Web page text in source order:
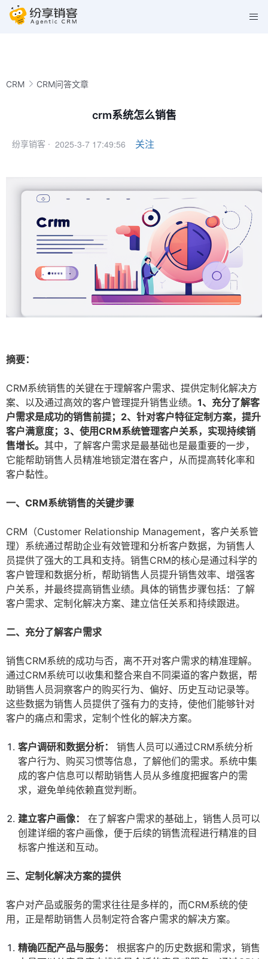
CRM CRM问答文章
crm系统怎么销售
纷享销客 · 2025-3-7 17:49:56 关注
摘要：
CRM系统销售的关键在于理解客户需求、提供定制化解决方
案、以及通过高效的客户管理提升销售业绩。 1、充分了解客
户需求是成功的销售前提；2、针对客户特征定制方案，提升
客户满意度；3、使用CRM系统管理客户关系，实现持续销
售增长。 其中，了解客户需求是最基础也是最重要的一步，
它能帮助销售人员精准地锁定潜在客户，从而提高转化率和
客户黏性。
一、CRM系统销售的关键步骤
CRM（Customer Relationship Management，客户关系管
理）系统通过帮助企业有效管理和分析客户数据，为销售人
员提供了强大的工具和支持。销售CRM的核心是通过科学的
客户管理和数据分析，帮助销售人员提升销售效率、增强客
户关系，并最终提高销售业绩。具体的销售步骤包括：了解
客户需求、定制化解决方案、建立信任关系和持续跟进。
二、充分了解客户需求
销售CRM系统的成功与否，离不开对客户需求的精准理解。
通过CRM系统可以收集和整合来自不同渠道的客户数据，帮
助销售人员洞察客户的购买行为、偏好、历史互动记录等。
这些数据为销售人员提供了强有力的支持，使他们能够针对
客户的痛点和需求，定制个性化的解决方案。
客户调研和数据分析：
销售人员可以通过CRM系统分析
客户行为、购买习惯等信息，了解他们的需求。系统中集
成的客户信息可以帮助销售人员从多维度把握客户的需
求，避免单纯依赖直觉判断。
建立客户画像：
在了解客户需求的基础上，销售人员可以
创建详细的客户画像，便于后续的销售流程进行精准的目
标客户推送和互动。
三、定制化解决方案的提供
客户对产品或服务的需求往往是多样的，而CRM系统的使
用，正是帮助销售人员制定符合客户需求的解决方案。
精确匹配产品与服务：
根据客户的历史数据和需求，销售